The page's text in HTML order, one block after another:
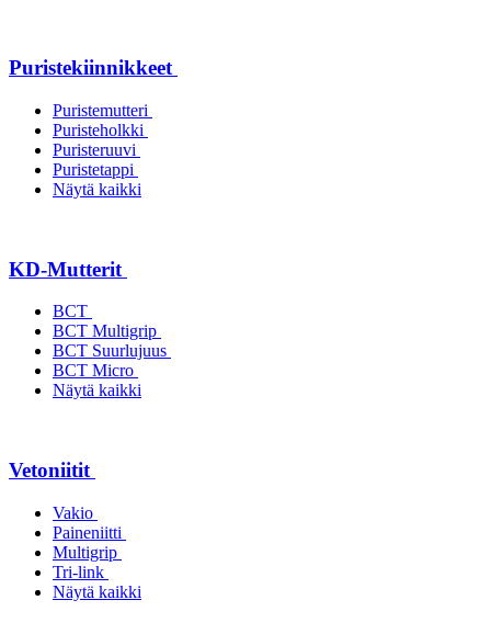
Puristekiinnikkeet
Puristemutteri
Puristeholkki
Puristeruuvi
Puristetappi
Näytä kaikki
KD-Mutterit
BCT
BCT Multigrip
BCT Suurlujuus
BCT Micro
Näytä kaikki
Vetoniitit
Vakio
Paineniitti
Multigrip
Tri-link
Näytä kaikki